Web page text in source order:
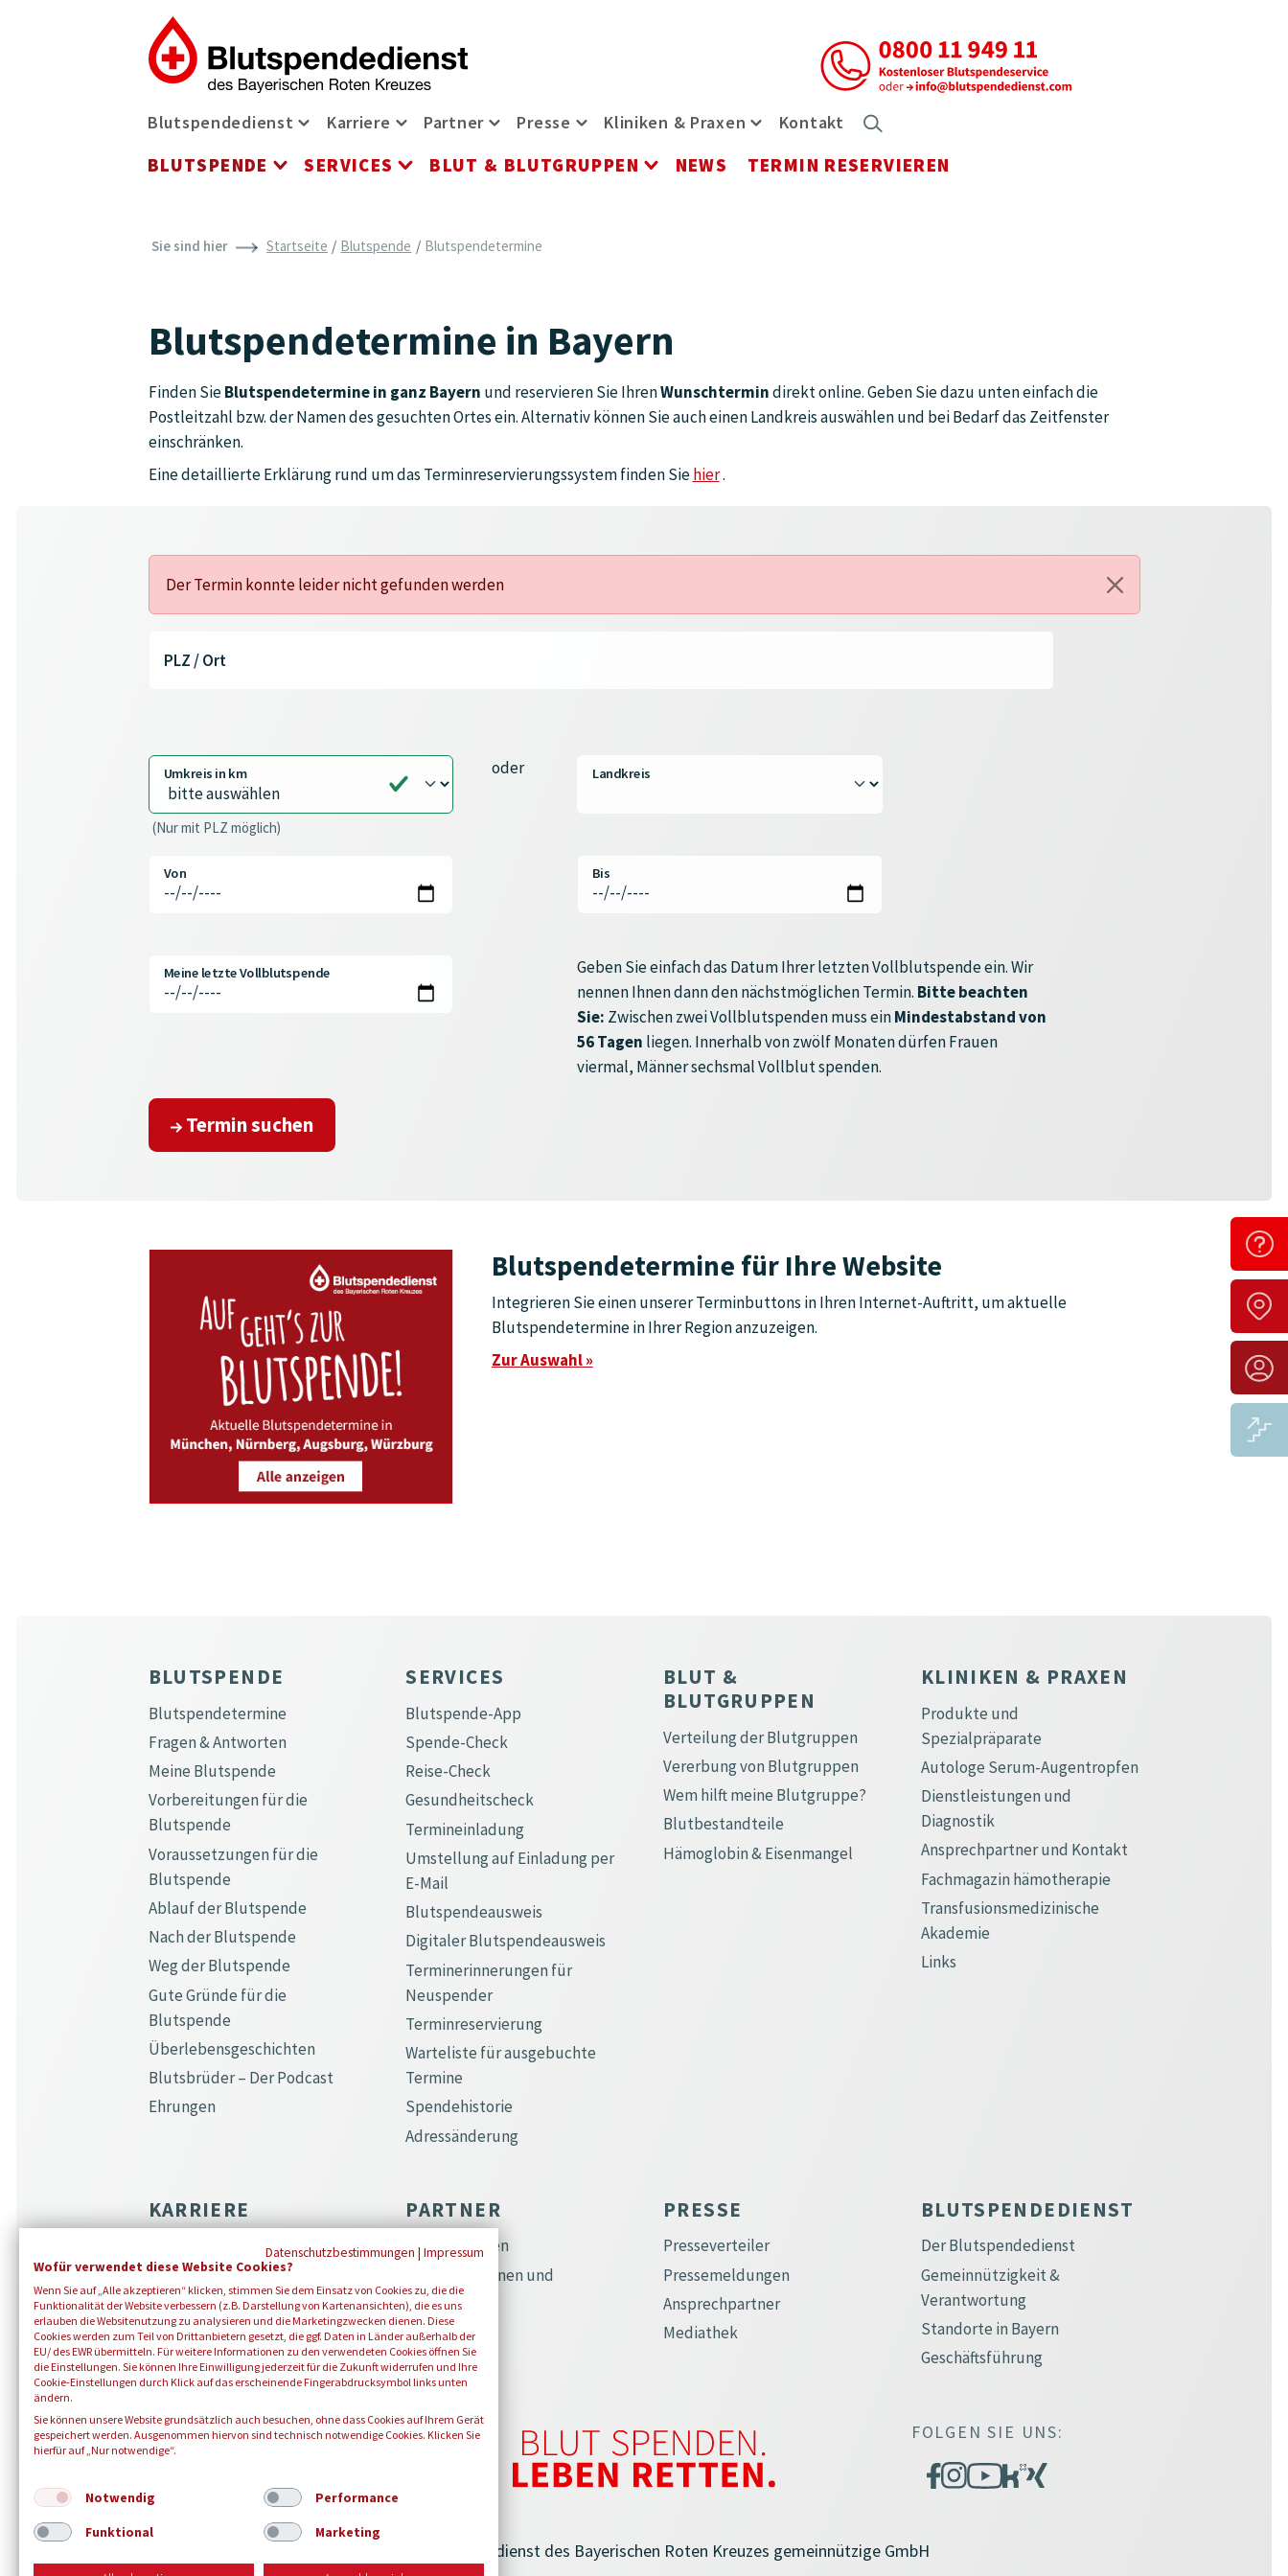
Zum Inhalt der Seite springen
Navigationsmenü
Blutspendedienst
Karriere
Partner
Presse
Kliniken & Praxen
Kontakt
BLUTSPENDE
SERVICES
BLUT & BLUTGRUPPEN
NEWS TERMIN RESERVIEREN
Sie sind hier Startseite Blutspende Blutspendetermine
Blutspendetermine in Bayern
Finden SieBlutspendetermine in ganz Bayern und reservieren Sie IhrenWunschtermindirekt online. Geben Sie dazu unten einfach die
Postleitzahl bzw. der Namen des gesuchten Ortes ein. Alternativ können Sie auch einen Landkreis auswählen und bei Bedarf das Zeitfenster
einschränken.
Eine detaillierte Erklärung rund um das Terminreservierungssystem finden Siehier.
Der Termin konnte leider nicht gefunden werden
PLZ / Ort
Umkreis in km
(Nur mit PLZ möglich)
oder Landkreis
Von Bis
Meine letzte Vollblutspende
Geben Sie einfach das Datum Ihrer letzten Vollblutspende ein. Wir
nennen Ihnen dann den nächstmöglichen Termin. Bitte beachten
Sie: Zwischen zwei Vollblutspenden muss einMindestabstand von
56 Tagen liegen. Innerhalb von zwölf Monaten dürfen Frauen
viermal, Männer sechsmal Vollblut spenden.
Termin suchen
Blutspendetermine für Ihre Website
Integrieren Sie einen unserer Terminbuttons in Ihren Internet-Auftritt, um aktuelle
Blutspendetermine in Ihrer Region anzuzeigen.
Zur Auswahl »
BLUTSPENDE
Blutspendetermine
Fragen & Antworten
Meine Blutspende
Vorbereitungen für die
Blutspende
Voraussetzungen für die
Blutspende
Ablauf der Blutspende
Nach der Blutspende
Weg der Blutspende
Gute Gründe für die
Blutspende
Überlebensgeschichten
Blutsbrüder – Der Podcast
Ehrungen
SERVICES
Blutspende-App
Spende-Check
Reise-Check
Gesundheitscheck
Termineinladung
Umstellung auf Einladung per
E-Mail
Blutspendeausweis
Digitaler Blutspendeausweis
Terminerinnerungen für
Neuspender
Terminreservierung
Warteliste für ausgebuchte
Termine
Spendehistorie
Adressänderung
BLUT &
BLUTGRUPPEN
Verteilung der Blutgruppen
Vererbung von Blutgruppen
Wem hilft meine Blutgruppe?
Blutbestandteile
Hämoglobin & Eisenmangel
KLINIKEN & PRAXEN
Produkte und
Spezialpräparate
Autologe Serum-Augentropfen
Dienstleistungen und
Diagnostik
Ansprechpartner und Kontakt
Fachmagazin hämotherapie
Transfusionsmedizinische
Akademie
Links
KARRIERE
Der Blutspendedienst
Berufswelten
Stellenangebote
Ausbildung
PARTNER
Kooperationen
Botschafterinnen und
Botschafter
Ehrenamt
missingtype
PRESSE
Presseverteiler
Pressemeldungen
Ansprechpartner
Mediathek
BLUTSPENDEDIENST
Der Blutspendedienst
Gemeinnützigkeit &
Verantwortung
Standorte in Bayern
Geschäftsführung
FOLGEN SIE UNS:
© 2026 Blutspendedienst des Bayerischen Roten Kreuzes gemeinnützige GmbH
Datenschutzbestimmungen | Impressum
Wofür verwendet diese Website Cookies?
Wenn Sie auf „Alle akzeptieren“ klicken, stimmen Sie dem Einsatz von Cookies zu, die die
Funktionalität der Website verbessern (z.B. Darstellung von Kartenansichten), die es uns
erlauben die Websitenutzung zu analysieren und die Marketingzwecken dienen. Diese
Cookies werden zum Teil von Drittanbietern gesetzt, die ggf. Daten in Länder außerhalb der
EU/ des EWR übermitteln. Für weitere Informationen zu den verwendeten Cookies öffnen Sie
die Einstellungen. Sie können Ihre Einwilligung jederzeit für die Zukunft widerrufen und Ihre
Cookie-Einstellungen durch Klick auf das erscheinende Fingerabdrucksymbol links unten
ändern.
Sie können unsere Website grundsätzlich auch besuchen, ohne dass Cookies auf Ihrem Gerät
gespeichert werden. Ausgenommen hiervon sind technisch notwendige Cookies. Klicken Sie
hierfür auf „Nur notwendige“.
Notwendig
Performance
Funktional
Marketing